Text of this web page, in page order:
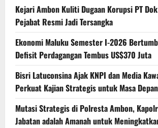
Kejari Ambon Kuliti Dugaan Korupsi PT
Pejabat Resmi Jadi Tersangka
Ekonomi Maluku Semester I-2026
Defisit Perdagangan Tembus US$370 Juta
Bisri Latuconsina Ajak KNPI dan Media
Perkuat Kajian Strategis untuk Masa
Mutasi Strategis di Polresta Ambon,
Jabatan adalah Amanah untuk